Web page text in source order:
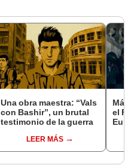
Una obra maestra: “Vals
con Bashir”, un brutal
testimonio de la guerra
LEER MÁS
Más
el